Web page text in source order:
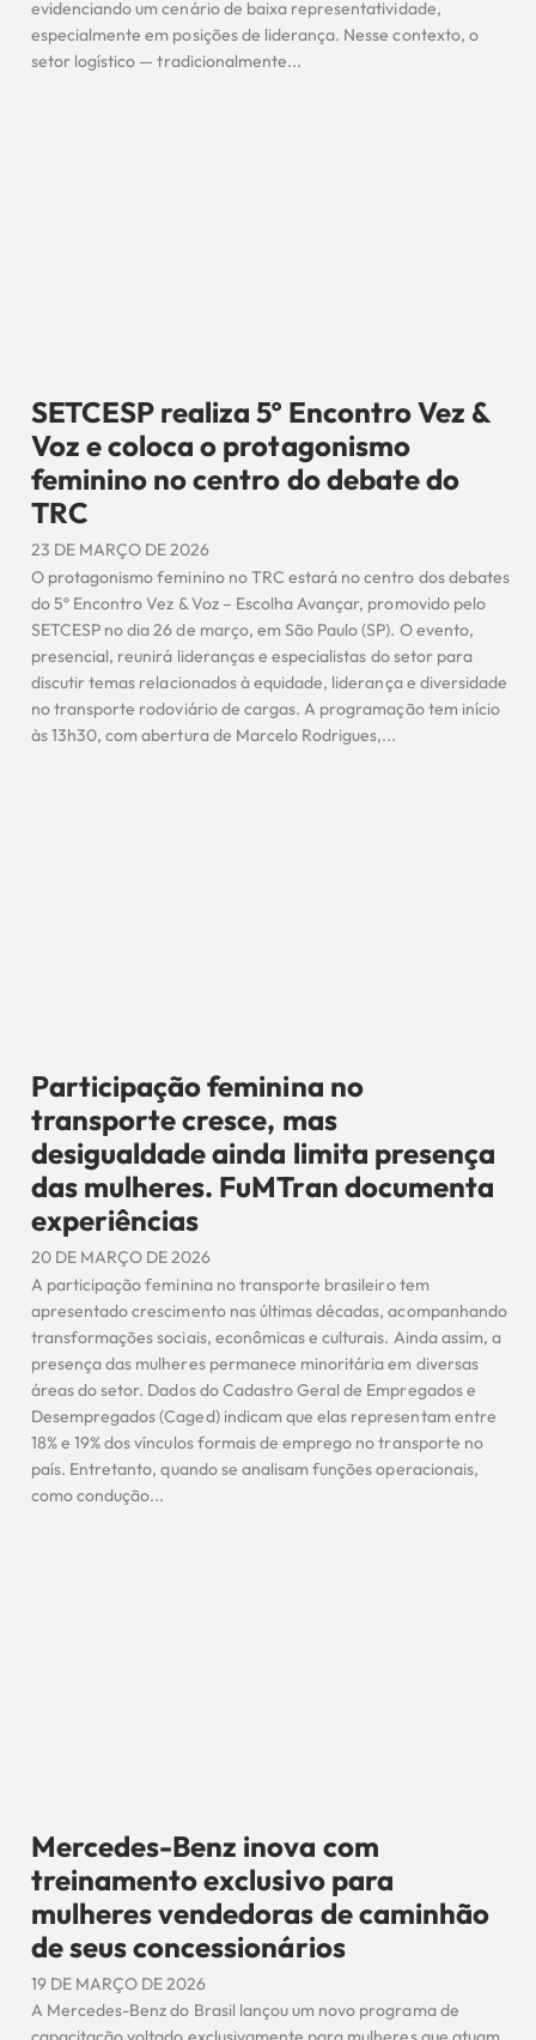
evidenciando um cenário de baixa representatividade,
especialmente em posições de liderança. Nesse contexto, o
setor logístico — tradicionalmente...
SETCESP realiza 5º Encontro Vez &
Voz e coloca o protagonismo
feminino no centro do debate do
TRC
23 DE MARÇO DE 2026
O protagonismo feminino no TRC estará no centro dos debates
do 5º Encontro Vez & Voz – Escolha Avançar, promovido pelo
SETCESP no dia 26 de março, em São Paulo (SP). O evento,
presencial, reunirá lideranças e especialistas do setor para
discutir temas relacionados à equidade, liderança e diversidade
no transporte rodoviário de cargas. A programação tem início
às 13h30, com abertura de Marcelo Rodrigues,...
Participação feminina no
transporte cresce, mas
desigualdade ainda limita presença
das mulheres. FuMTran documenta
experiências
20 DE MARÇO DE 2026
A participação feminina no transporte brasileiro tem
apresentado crescimento nas últimas décadas, acompanhando
transformações sociais, econômicas e culturais. Ainda assim, a
presença das mulheres permanece minoritária em diversas
áreas do setor. Dados do Cadastro Geral de Empregados e
Desempregados (Caged) indicam que elas representam entre
18% e 19% dos vínculos formais de emprego no transporte no
país. Entretanto, quando se analisam funções operacionais,
como condução...
Mercedes-Benz inova com
treinamento exclusivo para
mulheres vendedoras de caminhão
de seus concessionários
19 DE MARÇO DE 2026
A Mercedes-Benz do Brasil lançou um novo programa de